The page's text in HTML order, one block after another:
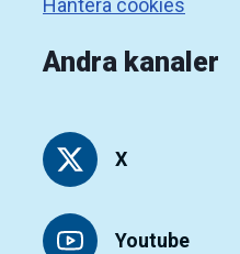
Hantera cookies
Andra kanaler
X
Youtube